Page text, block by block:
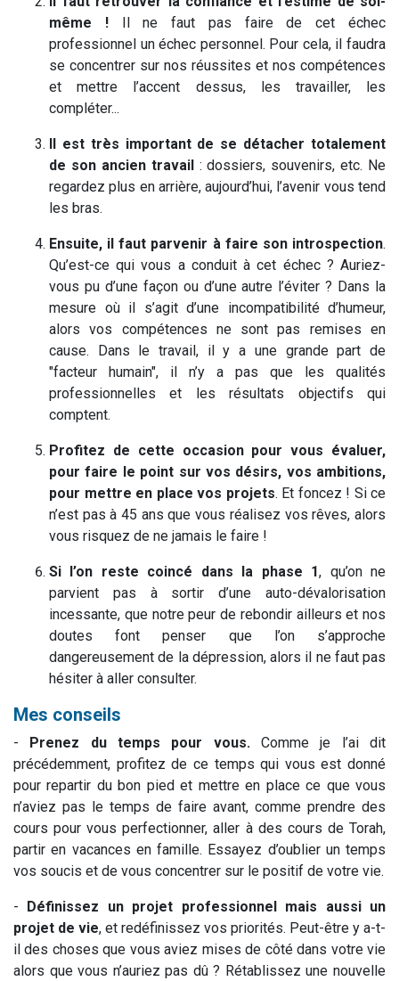
même !Il ne faut pas faire de cet échec
professionnel un échec personnel. Pour cela, il faudra
se concentrer sur nos réussites et nos compétences
et mettre l’accent dessus, les travailler, les
compléter...
Il est très important de se détacher totalement
de son ancien travail : dossiers, souvenirs, etc. Ne
regardez plus en arrière, aujourd’hui, l’avenir vous tend
les bras.
Ensuite, il faut parvenir à faire son introspection.
Qu’est-ce qui vous a conduit à cet échec ? Auriez-
vous pu d’une façon ou d’une autre l’éviter ? Dans la
mesure où il s’agit d’une incompatibilité d’humeur,
alors vos compétences ne sont pas remises en
cause. Dans le travail, il y a une grande part de
"facteur humain", il n’y a pas que les qualités
professionnelles et les résultats objectifs qui
comptent.
Profitez de cette occasion pour vous évaluer,
pour faire le point sur vos désirs, vos ambitions,
pour mettre en place vos projets. Et foncez ! Si ce
n’est pas à 45 ans que vous réalisez vos rêves, alors
vous risquez de ne jamais le faire !
Si l’on reste coincé dans la phase 1, qu’on ne
parvient pas à sortir d’une auto-dévalorisation
incessante, que notre peur de rebondir ailleurs et nos
doutes font penser que l’on s’approche
dangereusement de la dépression, alors il ne faut pas
hésiter à aller consulter.
Mes conseils
- Prenez du temps pour vous.Comme je l’ai dit
précédemment, profitez de ce temps qui vous est donné
pour repartir du bon pied et mettre en place ce que vous
n’aviez pas le temps de faire avant, comme prendre des
cours pour vous perfectionner, aller à des cours de Torah,
partir en vacances en famille. Essayez d’oublier un temps
vos soucis et de vous concentrer sur le positif de votre vie.
-
Définissez un projet professionnel mais aussi un
projet de vie, et redéfinissez vos priorités. Peut-être y a-t-
il des choses que vous aviez mises de côté dans votre vie
alors que vous n’auriez pas dû ? Rétablissez une nouvelle